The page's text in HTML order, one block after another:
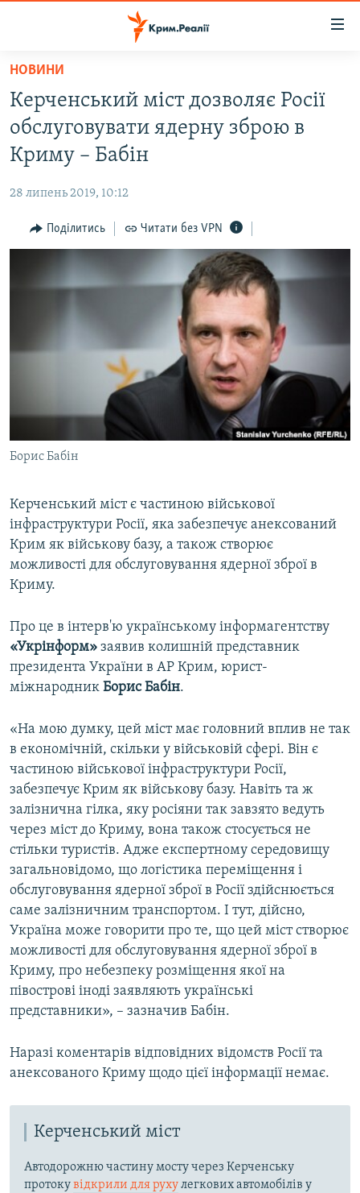
Перейти
основного
матеріалу
Перейти
до
основної
Перейти
до
ВОДА.КРИМ
ВІДЕО ТА ФОТО
БЛОГИ
ПОГЛЯД
ВСЕ ЗА ДЕНЬ
ВІДЕОУРОКИ «ELIFBE»
СВІДЧЕННЯ ОКУПАЦІЇ
УКРАЇНСЬКА ПРОБЛЕМА КРИМУ
ІНФОГРАФІКА
ЯК ОБІЙТИ БЛОКУВАННЯ
Qırımtatar
ДОЛУЧАЙСЯ!
Усі сайти RFE/RL
НОВИНИ
Керченський міст дозволяє Росії
обслуговувати ядерну зброю в
Криму – Бабін
28 липень 2019, 10:12
Поділитись Читати без VPN
Борис Бабін
Керченський міст є частиною військової
інфраструктури Росії, яка забезпечує анексований
Крим як військову базу, а також створює
можливості для обслуговування ядерної зброї в
Криму.
Про це в інтерв'ю українському інформагентству
«Укрінформ» заявив колишній представник
президента України в АР Крим, юрист-
міжнародник Борис Бабін.
«На мою думку, цей міст має головний вплив не так
в економічній, скільки у військовій сфері. Він є
частиною військової інфраструктури Росії,
забезпечує Крим як військову базу. Навіть та ж
залізнична гілка, яку росіяни так завзято ведуть
через міст до Криму, вона також стосується не
стільки туристів. Адже експертному середовищу
загальновідомо, що логістика переміщення і
обслуговування ядерної зброї в Росії здійснюється
саме залізничним транспортом. І тут, дійсно,
Україна може говорити про те, що цей міст створює
можливості для обслуговування ядерної зброї в
Криму, про небезпеку розміщення якої на
півострові іноді заявляють українські
представники», – зазначив Бабін.
Наразі коментарів відповідних відомств Росії та
анексованого Криму щодо цієї інформації немає.
Керченський міст
Автодорожню частину мосту через Керченську
протокувідкрили для рухулегкових автомобілів у